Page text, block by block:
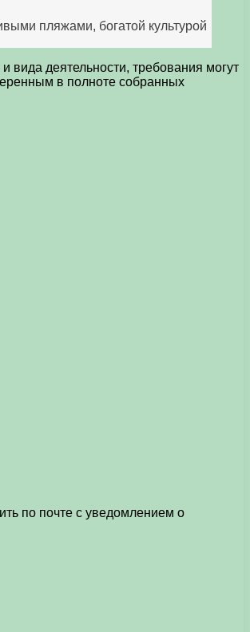
пляжами, богатой культурой
вида деятельности, требования могут
в полноте собранных
по почте с уведомлением о